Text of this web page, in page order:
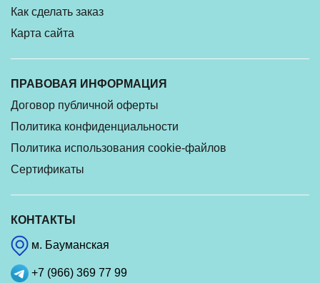
Как сделать заказ
Карта сайта
ПРАВОВАЯ ИНФОРМАЦИЯ
Договор публичной оферты
Политика конфиденциальности
Политика использования cookie-файлов
Сертификаты
КОНТАКТЫ
м. Бауманская
+7 (966) 369 77 99